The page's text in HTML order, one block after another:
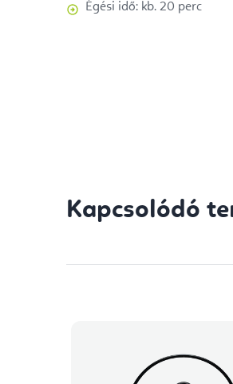
Égési idő: kb. 20 perc
Kapcsolódó